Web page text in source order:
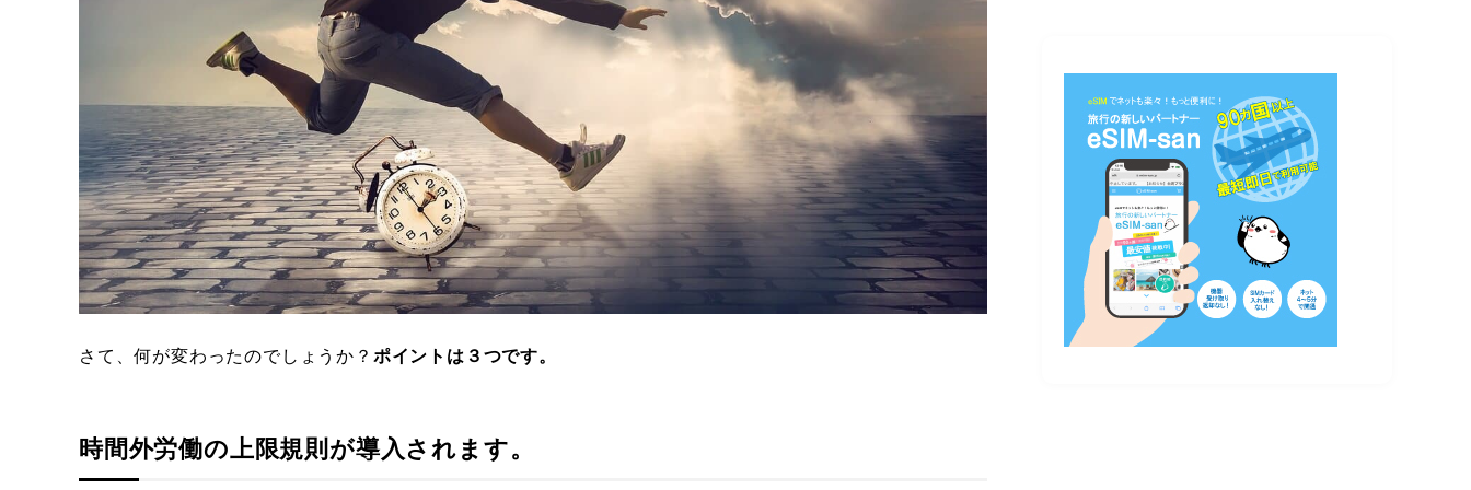
さて、何が変わったのでしょうか？ ポイントは３つです。
時間外労働の上限規則が導入されます。